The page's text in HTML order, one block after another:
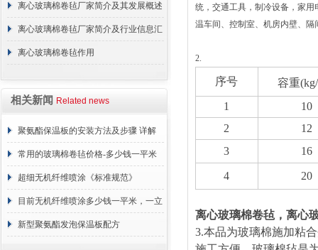
离心玻璃棉卷毡厂家简介及其发展概述
离心玻璃棉卷毡厂家简介及行业信息汇
总
离心玻璃棉卷毡作用
相关新闻 Related news
聚氨酯保温板的安装方法及步骤 详解
常用的玻璃棉卷毡价格-多少钱一平米
超细无机纤维喷涂《标准规范》
目前无机纤维喷涂多少钱一平米，一立
方 价格计算
新型聚氨酯发泡保温板配方
统，交通工具，制冷设备，家
温车间、控制室、机房内壁、隔
2.
序号
容重
1
10
2
12
3
16
4 20
离心玻璃棉卷毡，离心
3.本品为玻璃棉施加粘